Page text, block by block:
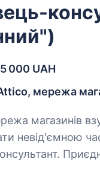
000 UAH
мережа
невід'ємною
якщо ти: Володієш почуттям